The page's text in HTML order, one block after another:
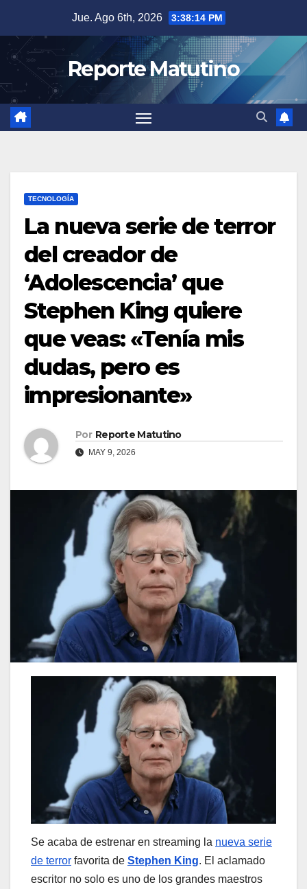
contenido
Jue. Ago 6th, 2026 3:38:15 PM
Reporte Matutino
TECNOLOGÍA
La nueva serie de terror
del creador de
‘Adolescencia’ que
Stephen King quiere
que veas: «Tenía mis
dudas, pero es
impresionante»
Por Reporte Matutino
MAY 9, 2026
Se acaba de estrenar en streaming la nueva serie
de terror favorita de Stephen King. El aclamado
escritor no solo es uno de los grandes maestros